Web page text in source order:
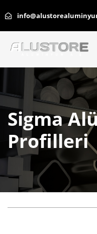
Sigma
Profilleri